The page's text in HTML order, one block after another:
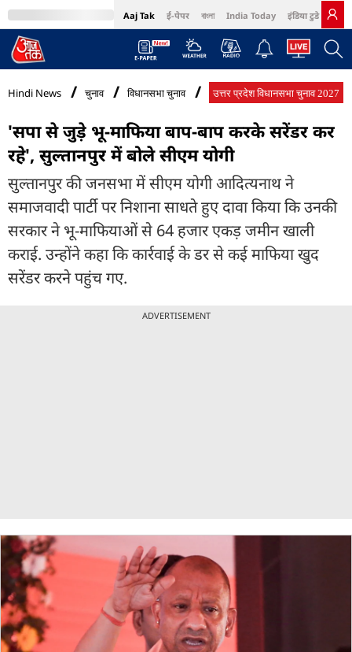
Aaj Tak ई-पेपर বাংলা India Today इंडिया टुडे हिंदी
MumbaiTak Cosmopolitan Harper's Bazaar Northeast
Hindi News चुनाव विधानसभा चुनाव उत्तर प्रदेश विधानसभा चुनाव 2027
'सपा से जुड़े भू-माफिया बाप-बाप करके सरेंडर कर
रहे', सुल्तानपुर में बोले सीएम योगी
सुल्तानपुर की जनसभा में सीएम योगी आदित्यनाथ ने
समाजवादी पार्टी पर निशाना साधते हुए दावा किया कि उनकी
सरकार ने भू-माफियाओं से 64 हजार एकड़ जमीन खाली
कराई. उन्होंने कहा कि कार्रवाई के डर से कई माफिया खुद
सरेंडर करने पहुंच गए.
ADVERTISEMENT